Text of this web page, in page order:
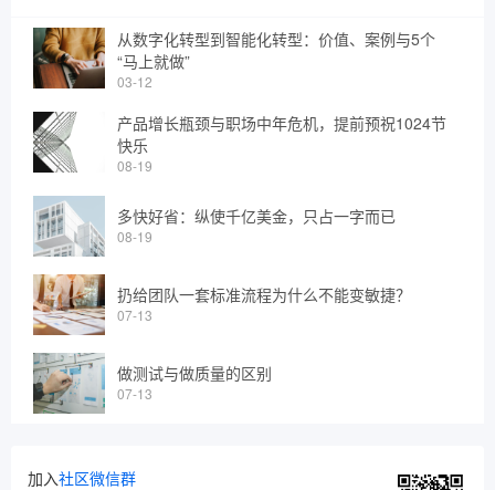
从数字化转型到智能化转型：价值、案例与5个
“马上就做”
03-12
产品增长瓶颈与职场中年危机，提前预祝1024节
快乐
08-19
多快好省：纵使千亿美金，只占一字而已
08-19
扔给团队一套标准流程为什么不能变敏捷？
07-13
做测试与做质量的区别
07-13
加入社区微信群